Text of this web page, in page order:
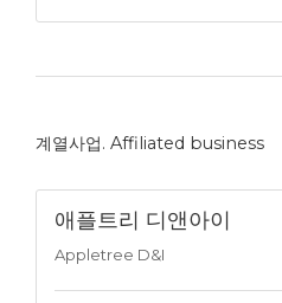
계열사업. Affiliated business
애플트리 디앤아이
Appletree D&I